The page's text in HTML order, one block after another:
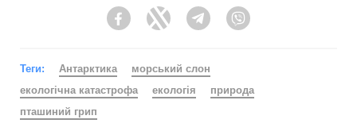
FacebookTwitter Telegram
Теги: Антарктика
морський слон
екологічна катастрофа
екологія
природа
пташиний грип